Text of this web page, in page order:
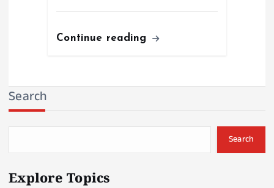
Continue reading
Search
Search
Explore Topics